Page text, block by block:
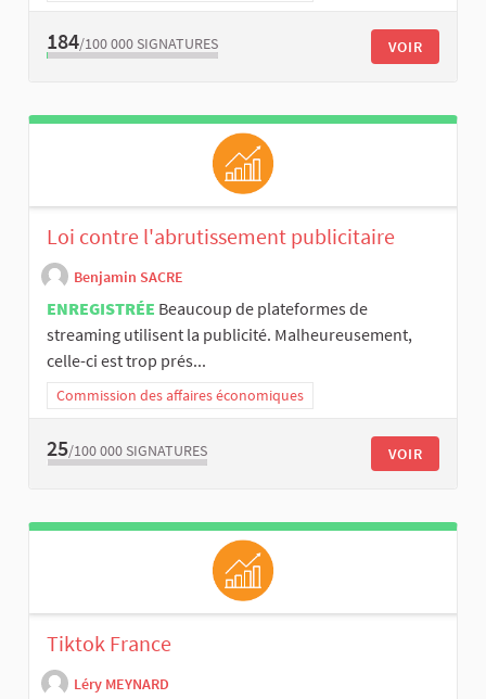
184/100 000 SIGNATURES VOIR
Loi contre l'abrutissement publicitaire
Benjamin SACRE
ENREGISTRÉE Beaucoup de plateformes de
streaming utilisent la publicité. Malheureusement,
celle-ci est trop prés...
Commission des affaires économiques
25/100 000 SIGNATURES VOIR
Tiktok France
Léry MEYNARD